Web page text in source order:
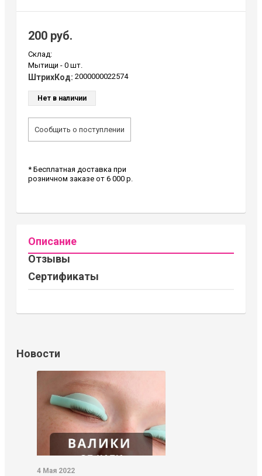
200 руб.
Склад:
Мытищи - 0 шт.
ШтрихКод: 2000000022574
Нет в наличии
Сообщить о поступлении
* Бесплатная доставка при
розничном заказе от 6 000 р.
Описание
Отзывы
Сертификаты
Новости
4 Мая 2022